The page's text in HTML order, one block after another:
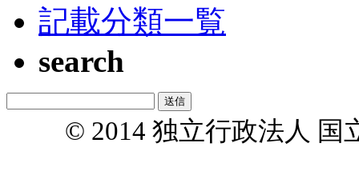
記載分類一覧
search
© 2014 独立行政法人 国